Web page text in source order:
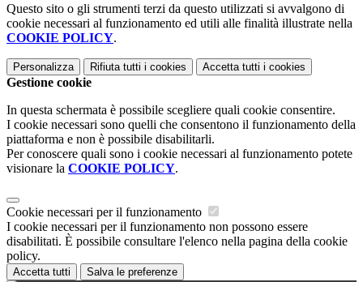
Questo sito o gli strumenti terzi da questo utilizzati si avvalgono di
cookie necessari al funzionamento ed utili alle finalità illustrate nella
COOKIE POLICY.
Personalizza Rifiuta tutti i cookies Accetta tutti i cookies
Gestione cookie
In questa schermata è possibile scegliere quali cookie consentire.
I cookie necessari sono quelli che consentono il funzionamento della
piattaforma e non è possibile disabilitarli.
Per conoscere quali sono i cookie necessari al funzionamento potete
visionare la COOKIE POLICY.
Cookie necessari per il funzionamento
I cookie necessari per il funzionamento non possono essere
disabilitati. È possibile consultare l'elenco nella pagina della cookie
policy.
Accetta tutti Salva le preferenze